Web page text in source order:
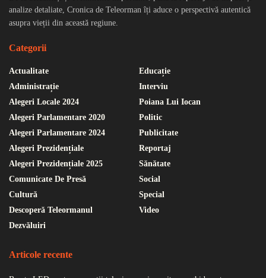
analize detaliate, Cronica de Teleorman îți aduce o perspectivă autentică
asupra vieții din această regiune.
Categorii
Actualitate
Administrație
Alegeri Locale 2024
Alegeri Parlamentare 2020
Alegeri Parlamentare 2024
Alegeri Prezidențiale
Alegeri Prezidențiale 2025
Comunicate De Presă
Cultură
Descoperă Teleormanul
Dezvăluiri
Educație
Interviu
Poiana Lui Iocan
Politic
Publicitate
Reportaj
Sănătate
Social
Special
Video
Articole recente